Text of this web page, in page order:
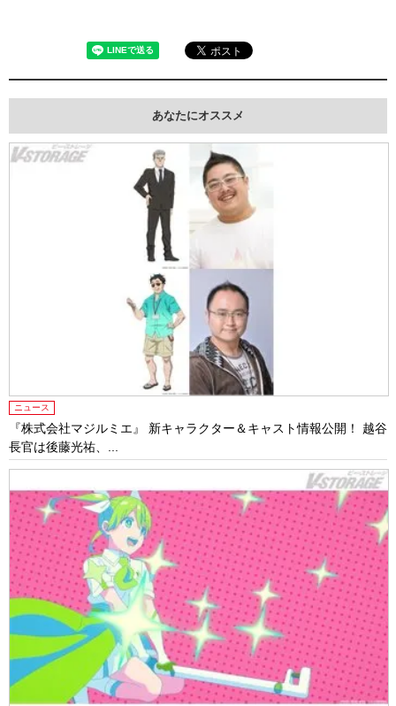
あなたにオススメ
ニュース
『株式会社マジルミエ』 新キャラクター＆キャスト情報公開！ 越谷
長官は後藤光祐、...